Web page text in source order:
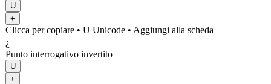
U
+
Clicca per copiare • U Unicode • Aggiungi alla scheda
¿
Punto interrogativo invertito
U
+